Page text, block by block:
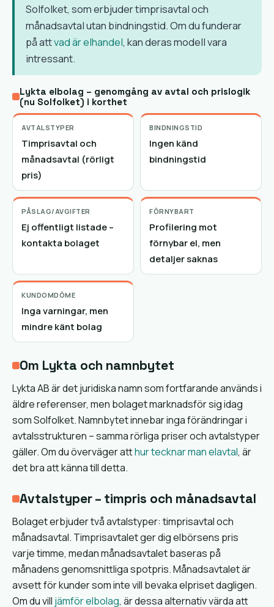
Solfolket, som erbjuder timprisavtal och
månadsavtal utan bindningstid. Om du funderar
på attvad är elhandel, kan deras modell vara
intressant.
Lykta elbolag – genomgång av avtal och prislogik
(nu Solfolket) i korthet
AVTALSTYPER
Timprisavtal och
månadsavtal (rörligt
pris)
BINDNINGSTID
Ingen känd
bindningstid
PÅSLAG/AVGIFTER
Ej offentligt listade –
kontakta bolaget
FÖRNYBART
Profilering mot
förnybar el, men
detaljer saknas
KUNDOMDÖME
Inga varningar, men
mindre känt bolag
Om Lykta och namnbytet
Lykta AB är det juridiska namn som fortfarande används i
äldre referenser, men bolaget marknadsför sig idag
som Solfolket. Namnbytet innebar inga förändringar i
avtalsstrukturen – samma rörliga priser och avtalstyper
gäller. Om du överväger atthur tecknar man elavtal, är
det bra att känna till detta.
Avtalstyper – timpris och månadsavtal
Bolaget erbjuder två avtalstyper: timprisavtal och
månadsavtal. Timprisavtalet ger dig elbörsens pris
varje timme, medan månadsavtalet baseras på
månadens genomsnittliga spotpris. Månadsavtalet är
avsett för kunder som inte vill bevaka elpriset dagligen.
Om du vill jämför elbolag, är dessa alternativ värda att